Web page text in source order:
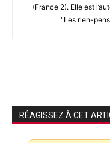
(France 2). Elle est
"Les rien-
RÉAGISSEZ À CET